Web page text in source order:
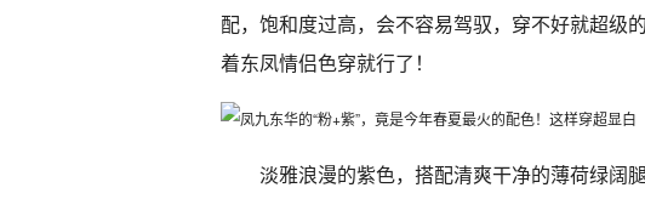
配，饱和度过高，会不容易驾驭，穿不好就超级
着东凤情侣色穿就行了！
淡雅浪漫的紫色，搭配清爽干净的薄荷绿阔